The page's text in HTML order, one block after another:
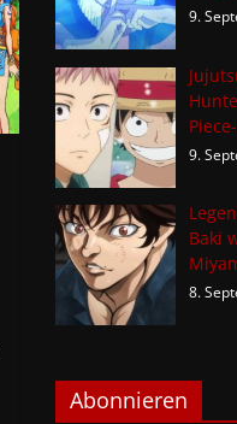
9.
9.
Baki
8.
Abonnieren